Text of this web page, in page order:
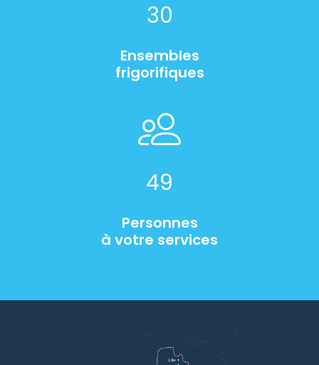
30
Ensembles
frigorifiques
49
Personnes
à votre services